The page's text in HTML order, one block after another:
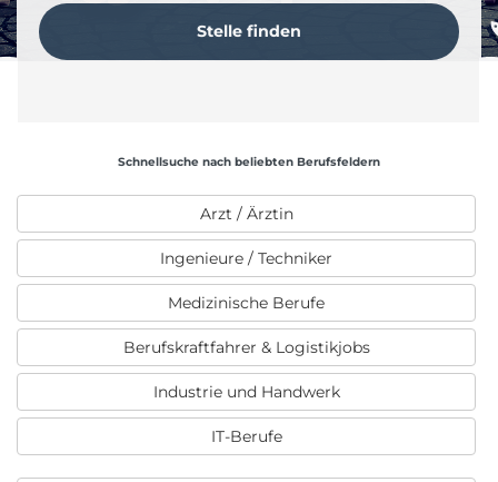
Schnellsuche nach beliebten Berufsfeldern
Arzt / Ärztin
Ingenieure / Techniker
Medizinische Berufe
Berufskraftfahrer & Logistikjobs
Industrie und Handwerk
IT-Berufe